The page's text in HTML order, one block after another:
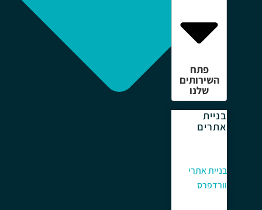
פתח
השירותים
שלנו
בניית
אתרים
בניית אתרי
וורדפרס